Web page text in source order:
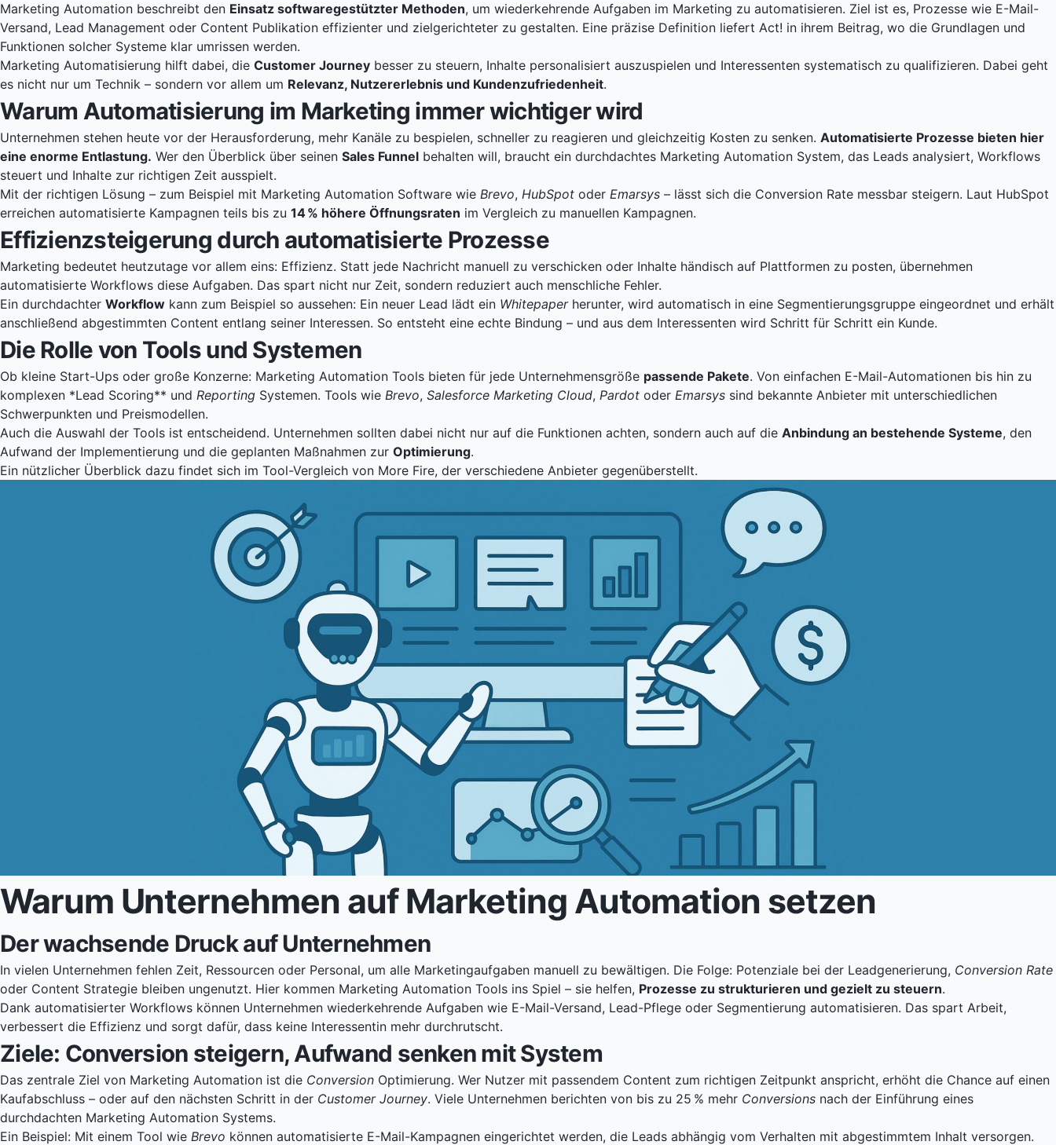
Marketing Automation beschreibt den Einsatz softwaregestützter Methoden, um wiederkehrende Aufgaben im Marketing zu automatisieren. Ziel ist es, Prozesse wie E-Mail-
Versand, Lead Management oder Content Publikation effizienter und zielgerichteter zu gestalten. Eine präzise Definition liefert Act! in ihrem Beitrag, wo die Grundlagen und
Funktionen solcher Systeme klar umrissen werden.
Marketing Automatisierung hilft dabei, die Customer Journey besser zu steuern, Inhalte personalisiert auszuspielen und Interessenten systematisch zu qualifizieren. Dabei geht
es nicht nur um Technik – sondern vor allem um Relevanz, Nutzererlebnis und Kundenzufriedenheit.
Warum Automatisierung im Marketing immer wichtiger wird
Unternehmen stehen heute vor der Herausforderung, mehr Kanäle zu bespielen, schneller zu reagieren und gleichzeitig Kosten zu senken. Automatisierte Prozesse bieten hier
eine enorme Entlastung. Wer den Überblick über seinen Sales Funnel behalten will, braucht ein durchdachtes Marketing Automation System, das Leads analysiert, Workflows
steuert und Inhalte zur richtigen Zeit ausspielt.
Mit der richtigen Lösung – zum Beispiel mit Marketing Automation Software wie Brevo, HubSpot oder Emarsys – lässt sich die Conversion Rate messbar steigern. Laut HubSpot
erreichen automatisierte Kampagnen teils bis zu 14 % höhere Öffnungsraten im Vergleich zu manuellen Kampagnen.
Effizienzsteigerung durch automatisierte Prozesse
Marketing bedeutet heutzutage vor allem eins: Effizienz. Statt jede Nachricht manuell zu verschicken oder Inhalte händisch auf Plattformen zu posten, übernehmen
automatisierte Workflows diese Aufgaben. Das spart nicht nur Zeit, sondern reduziert auch menschliche Fehler.
Ein durchdachter Workflow kann zum Beispiel so aussehen: Ein neuer Lead lädt ein Whitepaperherunter, wird automatisch in eine Segmentierungsgruppe eingeordnet und erhält
anschließend abgestimmten Content entlang seiner Interessen. So entsteht eine echte Bindung – und aus dem Interessenten wird Schritt für Schritt ein Kunde.
Die Rolle von Tools und Systemen
Ob kleine Start-Ups oder große Konzerne: Marketing Automation Tools bieten für jede Unternehmensgröße passende Pakete. Von einfachen E-Mail-Automationen bis hin zu
komplexen *Lead Scoring** und Reporting Systemen. Tools wie Brevo, Salesforce Marketing Cloud, Pardot oder Emarsys sind bekannte Anbieter mit unterschiedlichen
Schwerpunkten und Preismodellen.
Auch die Auswahl der Tools ist entscheidend. Unternehmen sollten dabei nicht nur auf die Funktionen achten, sondern auch auf die Anbindung an bestehende Systeme, den
Aufwand der Implementierung und die geplanten Maßnahmen zur Optimierung.
Ein nützlicher Überblick dazu findet sich im Tool-Vergleich von More Fire, der verschiedene Anbieter gegenüberstellt.
Warum Unternehmen auf Marketing Automation setzen
Der wachsende Druck auf Unternehmen
In vielen Unternehmen fehlen Zeit, Ressourcen oder Personal, um alle Marketingaufgaben manuell zu bewältigen. Die Folge: Potenziale bei der Leadgenerierung, Conversion Rate
oder Content Strategie bleiben ungenutzt. Hier kommen Marketing Automation Tools ins Spiel – sie helfen, Prozesse zu strukturieren und gezielt zu steuern.
Dank automatisierter Workflows können Unternehmen wiederkehrende Aufgaben wie E-Mail-Versand, Lead-Pflege oder Segmentierung automatisieren. Das spart Arbeit,
verbessert die Effizienz und sorgt dafür, dass keine Interessentin mehr durchrutscht.
Ziele: Conversion steigern, Aufwand senken mit System
Das zentrale Ziel von Marketing Automation ist die Conversion Optimierung. Wer Nutzer mit passendem Content zum richtigen Zeitpunkt anspricht, erhöht die Chance auf einen
Kaufabschluss – oder auf den nächsten Schritt in der Customer Journey. Viele Unternehmen berichten von bis zu 25 % mehr Conversions nach der Einführung eines
durchdachten Marketing Automation Systems.
Ein Beispiel: Mit einem Tool wie Brevo können automatisierte E-Mail-Kampagnen eingerichtet werden, die Leads abhängig vom Verhalten mit abgestimmtem Inhalt versorgen.